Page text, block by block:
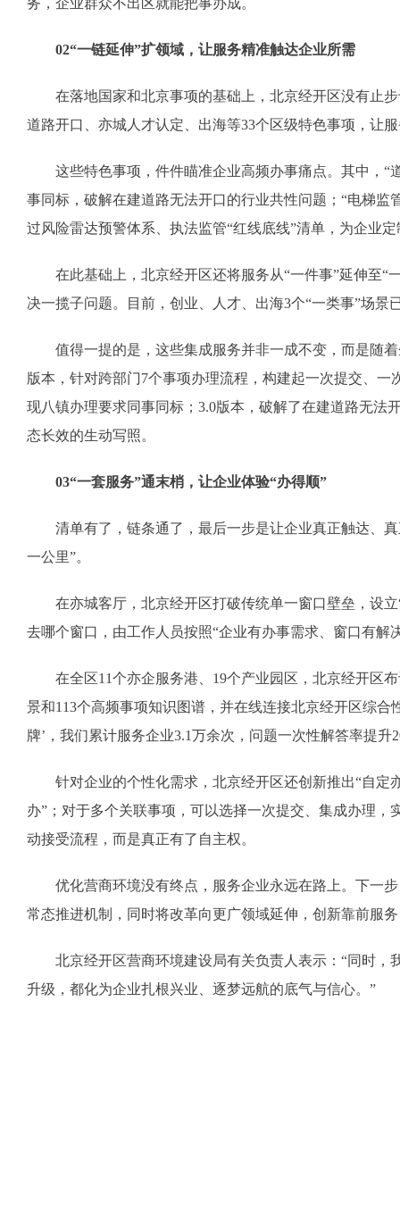
02“一链延伸”扩领域，让服务精准触达企业所需
在落地国家和北京事项的基础上，北京经开区没有止步
道路开口、亦城人才认定、出海等33个区级特色事项，让
这些特色事项，件件瞄准企业高频办事痛点。其中，“
事同标，破解在建道路无法开口的行业共性问题；“电梯监
过风险雷达预警体系、执法监管“红线底线”清单，为企业
在此基础上，北京经开区还将服务从“一件事”延伸至“
决一揽子问题。目前，创业、人才、出海3个“一类事”场景
值得一提的是，这些集成服务并非一成不变，而是随着
版本，针对跨部门7个事项办理流程，构建起一次提交、
现八镇办理要求同事同标；3.0版本，破解了在建道路无法
态长效的生动写照。
03“一套服务”通末梢，让企业体验“办得顺”
清单有了，链条通了，最后一步是让企业真正触达、真
一公里”。
在亦城客厅，北京经开区打破传统单一窗口壁垒，设立
去哪个窗口，由工作人员按照“企业有办事需求、窗口有解
在全区11个亦企服务港、19个产业园区，北京经开区布
景和113个高频事项知识图谱，并在线连接北京经开区综
牌’，我们累计服务企业3.1万余次，问题一次性解答率提升
针对企业的个性化需求，北京经开区还创新推出“自定
办”；对于多个关联事项，可以选择一次提交、集成办理
动接受流程，而是真正有了自主权。
优化营商环境没有终点，服务企业永远在路上。下一步
常态推进机制，同时将改革向更广领域延伸，创新靠前服
北京经开区营商环境建设局有关负责人表示：“同时，
升级，都化为企业扎根兴业、逐梦远航的底气与信心。”